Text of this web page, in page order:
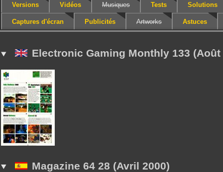
Versions Vidéos Musiques Tests Solutions
Captures d'écran Publicités Artworks Astuces
Electronic Gaming Monthly 133 (Août
Magazine 64 28 (Avril 2000)